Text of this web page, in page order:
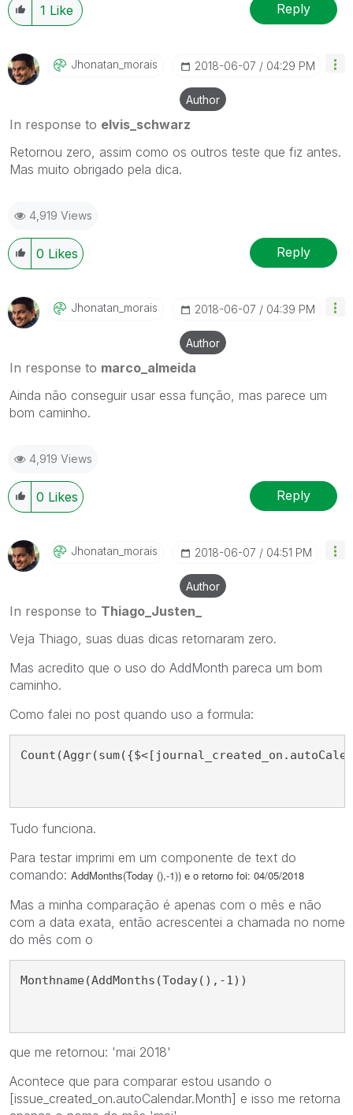
1 Like Reply
Jhonatan_morais ‎2018-06-07 04:29 PM
Author
In response to elvis_schwarz
Retornou zero, assim como os outros teste que fiz antes.
Mas muito obrigado pela dica.
4,919 Views
0 Likes Reply
Jhonatan_morais ‎2018-06-07 04:39 PM
Author
In response to marco_almeida
Ainda não conseguir usar essa função, mas parece um
bom caminho.
4,919 Views
0 Likes Reply
Jhonatan_morais ‎2018-06-07 04:51 PM
Author
In response to Thiago_Justen_
Veja Thiago, suas duas dicas retornaram zero.
Mas acredito que o uso do AddMonth pareca um bom
caminho.
Como falei no post quando uso a formula:
Tudo funciona.
Para testar imprimi em um componente de text do
comando: AddMonths(Today (),-1)) e o retorno foi: 04/05/2018
Mas a minha comparação é apenas com o mês e não
com a data exata, então acrescentei a chamada no nome
do mês com o
Monthname(AddMonths(Today(),-1))
que me retornou: 'mai 2018'
Acontece que para comparar estou usando o
[issue_created_on.autoCalendar.Month] e isso me retorna